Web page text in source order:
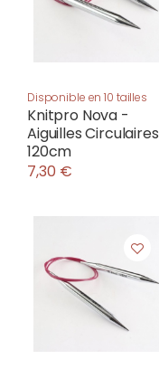
Disponible en 10 tailles
Knitpro Nova -
Aiguilles Circulaires
120cm
7,30 €